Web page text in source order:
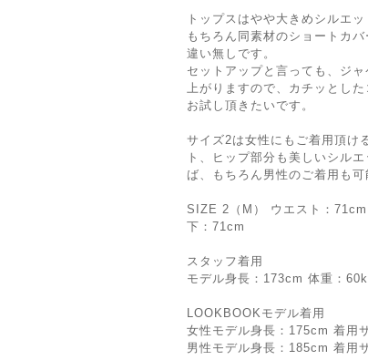
トップスはやや大きめシルエ
もちろん同素材のショートカ
違い無しです。
セットアップと言っても、ジ
上がりますので、カチッとし
お試し頂きたいです。
サイズ2は女性にもご着用頂け
ト、ヒップ部分も美しいシル
ば、もちろん男性のご着用も可
SIZE 2（M） ウエスト：
下：71cm
スタッフ着用
モデル身長：173cm 体重：
LOOKBOOKモデル着用
女性モデル身長：175cm 着用
男性モデル身長：185cm 着